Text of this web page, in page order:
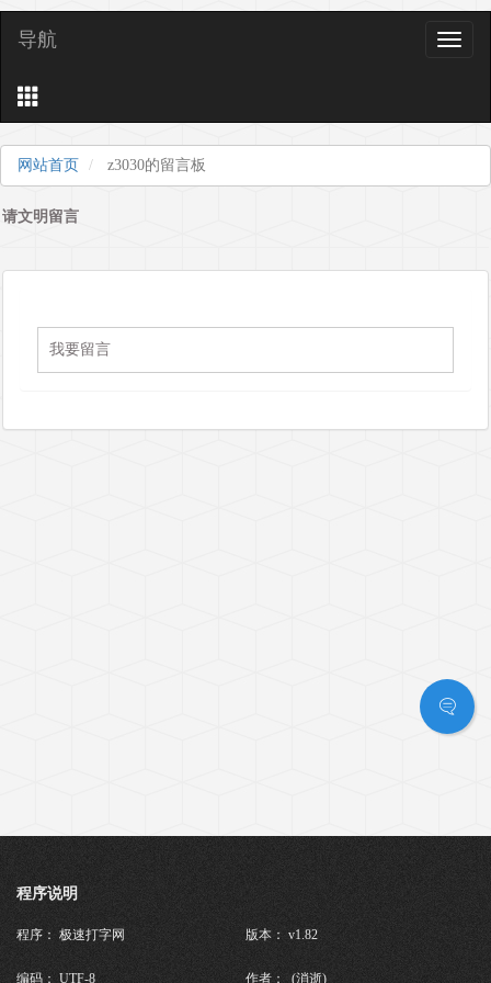
导
导航
网站首页 z3030的留言板
请文明留言
我要留言
程序说明
程序： 极速打字网 版本： v1.82
编码： UTF-8 作者： (消逝)